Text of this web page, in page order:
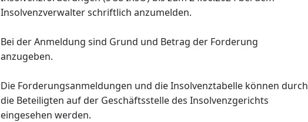
Insolvenzverwalter schriftlich anzumelden.
Bei der Anmeldung sind Grund und Betrag der Forderung
anzugeben.
Die Forderungsanmeldungen und die Insolvenztabelle können durch
die Beteiligten auf der Geschäftsstelle des Insolvenzgerichts
eingesehen werden.